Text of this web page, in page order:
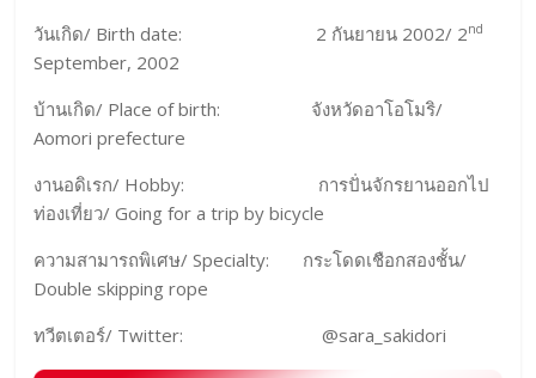
วันเกิด/ Birth date: 2 กันยายน 2002/ 2nd
September, 2002
บ้านเกิด/ Place of birth: จังหวัดอาโอโมริ/
Aomori prefecture
งานอดิเรก/ Hobby: การปั่นจักรยานออกไป
ท่องเที่ยว/ Going for a trip by bicycle
ความสามารถพิเศษ/ Specialty: กระโดดเชือกสองชั้น/
Double skipping rope
ทวีตเตอร์/ Twitter: @sara_sakidori